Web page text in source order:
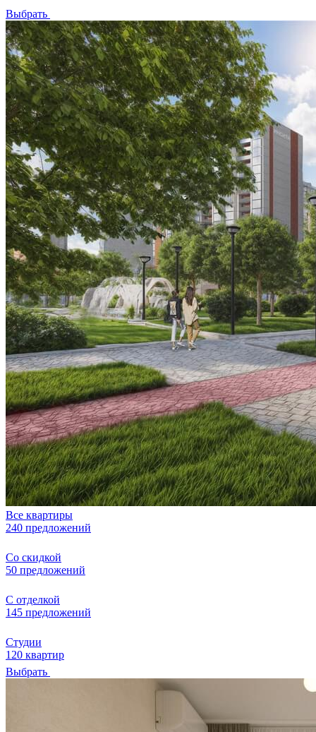
Выбрать
Все квартиры
240 предложений
Со скидкой
50 предложений
С отделкой
145 предложений
Студии
120 квартир
Выбрать